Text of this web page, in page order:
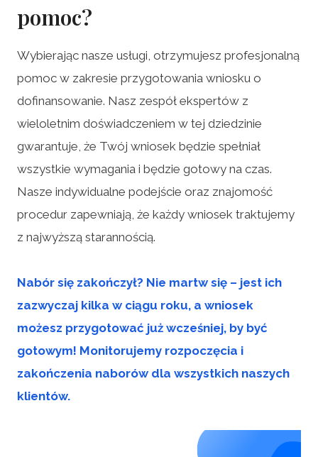
pomoc?
Wybierając nasze usługi, otrzymujesz profesjonalną
pomoc w zakresie przygotowania wniosku o
dofinansowanie. Nasz zespół ekspertów z
wieloletnim doświadczeniem w tej dziedzinie
gwarantuje, że Twój wniosek będzie spełniał
wszystkie wymagania i będzie gotowy na czas.
Nasze indywidualne podejście oraz znajomość
procedur zapewniają, że każdy wniosek traktujemy
z najwyższą starannością.
Nabór się zakończył? Nie martw się – jest ich
zazwyczaj kilka w ciągu roku, a wniosek
możesz przygotować już wcześniej, by być
gotowym! Monitorujemy rozpoczęcia i
zakończenia naborów dla wszystkich naszych
klientów.